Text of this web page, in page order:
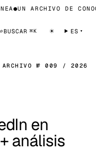
●UN ARCHIVO DE
⌕ BUSCAR ⌘K ☀ ES
ARCHIVO № 009 / 2026
en
análisis